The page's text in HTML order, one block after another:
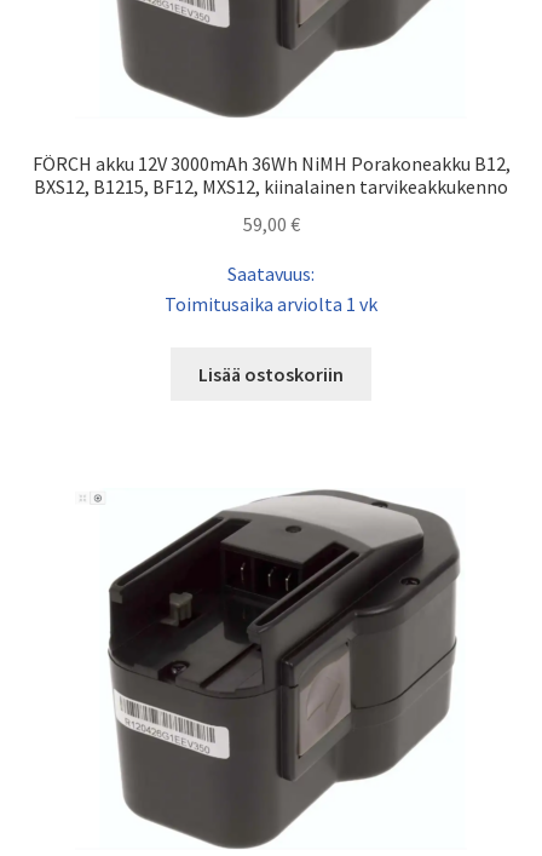
FÖRCH akku 12V 3000mAh 36Wh NiMH Porakoneakku B12,
BXS12, B1215, BF12, MXS12, kiinalainen tarvikeakkukenno
59,00 €
Saatavuus:
Toimitusaika arviolta 1 vk
Lisää ostoskoriin